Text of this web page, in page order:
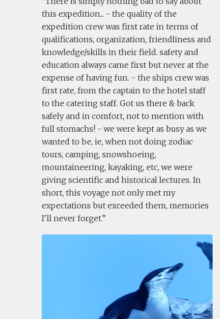
this expedition... - the quality of the
expedition crew was first rate in terms of
qualifications, organization, friendliness and
knowledge/skills in their field. safety and
education always came first but never at the
expense of having fun. - the ships crew was
first rate, from the captain to the hotel staff
to the catering staff. Got us there & back
safely and in comfort, not to mention with
full stomachs! - we were kept as busy as we
wanted to be, ie, when not doing zodiac
tours, camping, snowshoeing,
mountaineering, kayaking, etc, we were
giving scientific and historical lectures. In
short, this voyage not only met my
expectations but exceeded them, memories
I'll never forget.